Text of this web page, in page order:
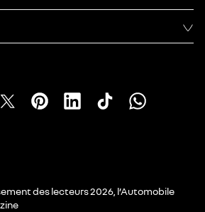
des lecteurs 2026, l’Automobile